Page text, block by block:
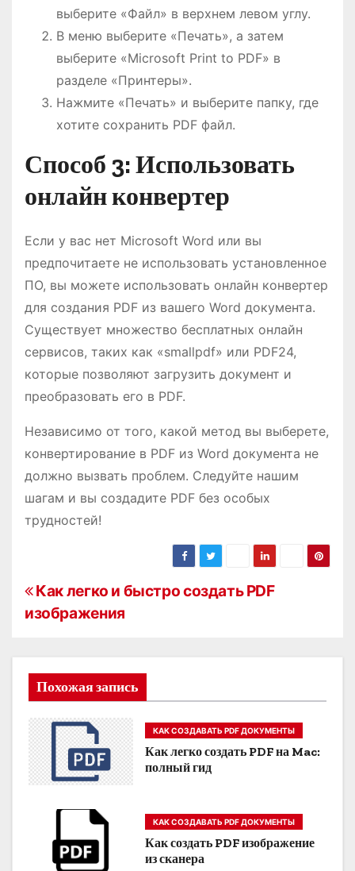
выберите «Файл» в верхнем левом углу.
В меню выберите «Печать», а затем
выберите «Microsoft Print to PDF» в
разделе «Принтеры».
Нажмите «Печать» и выберите папку, где
хотите сохранить PDF файл.
Способ 3: Использовать
онлайн конвертер
Если у вас нет Microsoft Word или вы
предпочитаете не использовать установленное
ПО, вы можете использовать онлайн конвертер
для создания PDF из вашего Word документа.
Существует множество бесплатных онлайн
сервисов, таких как «smallpdf» или PDF24,
которые позволяют загрузить документ и
преобразовать его в PDF.
Независимо от того, какой метод вы выберете,
конвертирование в PDF из Word документа не
должно вызвать проблем. Следуйте нашим
шагам и вы создадите PDF без особых
трудностей!
Н
а
и
г
а
ц
Как легко и быстро создать PDF
изображения
Похожая запись
КАК СОЗДАВАТЬ PDF ДОКУМЕНТЫ
Как легко создать PDF на Mac:
полный гид
КАК СОЗДАВАТЬ PDF ДОКУМЕНТЫ
Как создать PDF изображение
из сканера